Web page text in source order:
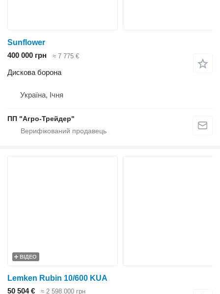
Sunflower
400 000 грн
≈ 7 775 €
Дискова борона
Україна, Ічня
ПП "Агро-Трейдер"
ВІДЕО
Lemken Rubin 10/600 KUA
50 504 €
≈ 2 598 000 грн